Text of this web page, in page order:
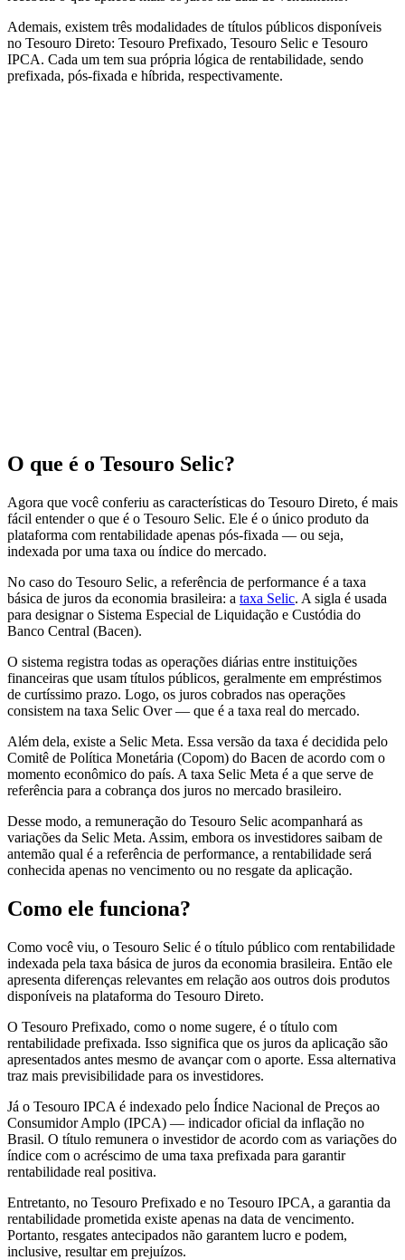
Ademais, existem três modalidades de títulos públicos disponíveis
no Tesouro Direto: Tesouro Prefixado, Tesouro Selic e Tesouro
IPCA. Cada um tem sua própria lógica de rentabilidade, sendo
prefixada, pós-fixada e híbrida, respectivamente.
O que é o Tesouro Selic?
Agora que você conferiu as características do Tesouro Direto, é mais
fácil entender o que é o Tesouro Selic. Ele é o único produto da
plataforma com rentabilidade apenas pós-fixada — ou seja,
indexada por uma taxa ou índice do mercado.
No caso do Tesouro Selic, a referência de performance é a taxa
básica de juros da economia brasileira: a taxa Selic. A sigla é usada
para designar o Sistema Especial de Liquidação e Custódia do
Banco Central (Bacen).
O sistema registra todas as operações diárias entre instituições
financeiras que usam títulos públicos, geralmente em empréstimos
de curtíssimo prazo. Logo, os juros cobrados nas operações
consistem na taxa Selic Over — que é a taxa real do mercado.
Além dela, existe a Selic Meta. Essa versão da taxa é decidida pelo
Comitê de Política Monetária (Copom) do Bacen de acordo com o
momento econômico do país. A taxa Selic Meta é a que serve de
referência para a cobrança dos juros no mercado brasileiro.
Desse modo, a remuneração do Tesouro Selic acompanhará as
variações da Selic Meta. Assim, embora os investidores saibam de
antemão qual é a referência de performance, a rentabilidade será
conhecida apenas no vencimento ou no resgate da aplicação.
Como ele funciona?
Como você viu, o Tesouro Selic é o título público com rentabilidade
indexada pela taxa básica de juros da economia brasileira. Então ele
apresenta diferenças relevantes em relação aos outros dois produtos
disponíveis na plataforma do Tesouro Direto.
O Tesouro Prefixado, como o nome sugere, é o título com
rentabilidade prefixada. Isso significa que os juros da aplicação são
apresentados antes mesmo de avançar com o aporte. Essa alternativa
traz mais previsibilidade para os investidores.
Já o Tesouro IPCA é indexado pelo Índice Nacional de Preços ao
Consumidor Amplo (IPCA) — indicador oficial da inflação no
Brasil. O título remunera o investidor de acordo com as variações do
índice com o acréscimo de uma taxa prefixada para garantir
rentabilidade real positiva.
Entretanto, no Tesouro Prefixado e no Tesouro IPCA, a garantia da
rentabilidade prometida existe apenas na data de vencimento.
Portanto, resgates antecipados não garantem lucro e podem,
inclusive, resultar em prejuízos.